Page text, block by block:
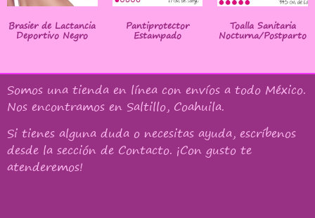
Brasier de Lactancia
Deportivo Negro
Pantiprotector
Estampado
Toalla Sanitaria
Nocturna/Postparto
Somos una tienda en línea con envíos a todo México.
Nos encontramos en Saltillo, Coahuila.
Si tienes alguna duda o necesitas ayuda, escríbenos
desde la sección de Contacto. ¡Con gusto te
atenderemos!